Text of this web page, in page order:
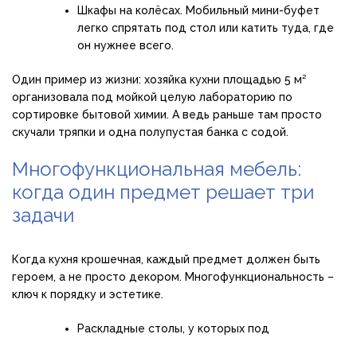
Шкафы на колёсах. Мобильный мини-буфет
легко спрятать под стол или катить туда, где
он нужнее всего.
Один пример из жизни: хозяйка кухни площадью 5 м²
организовала под мойкой целую лабораторию по
сортировке бытовой химии. А ведь раньше там просто
скучали тряпки и одна полупустая банка с содой.
Многофункциональная мебель:
когда один предмет решает три
задачи
Когда кухня крошечная, каждый предмет должен быть
героем, а не просто декором. Многофункциональность –
ключ к порядку и эстетике.
Раскладные столы, у которых под